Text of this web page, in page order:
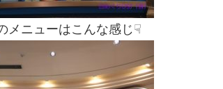
メニューはこんな感じ☟